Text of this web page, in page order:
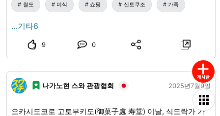
철도 미식 쇼핑 신토쿠조 가족
…기타6
9 0
나가노현 스와 관광협회 2025년7월9일
오카시도코로 고토부키도(御菓子處 寿堂) 이날, 식도락가 가